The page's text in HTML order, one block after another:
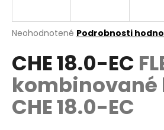
Priemerné
produktu
je
0,0
5
hviezdičiek.
Neohodnotené Podrobnosti
CHE 18.0-EC
kombinované
CHE 18.0-EC
j
ť
?